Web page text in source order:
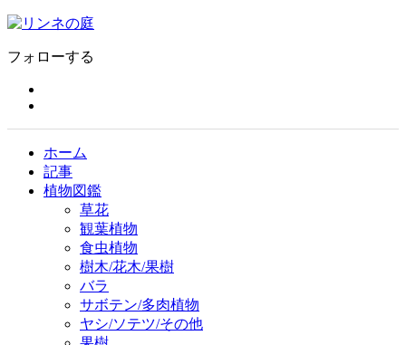
フォローする
ホーム
記事
植物図鑑
草花
観葉植物
食虫植物
樹木/花木/果樹
バラ
サボテン/多肉植物
ヤシ/ソテツ/その他